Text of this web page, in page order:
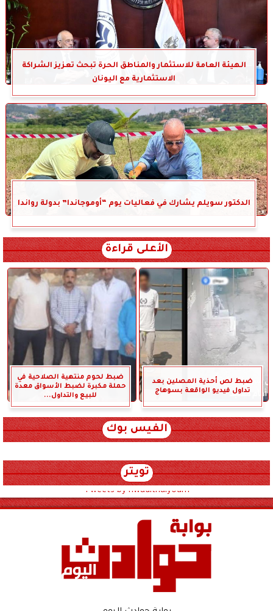
الهيئة العامة للاستثمار والمناطق الحرة تبحث تعزيز الشراكة
الاستثمارية مع اليونان
الدكتور سويلم يشارك في فعاليات يوم “أوموجاندا” بدولة رواندا
الأعلى قراءة
ضبط لص أحذية المصلين بعد
تداول فيديو الواقعة بسوهاج
ضبط لحوم منتهية الصلاحية في
حملة مكبرة لضبط الأسواق معدة
للبيع والتداول...
الفيس بوك
تويتر
Tweets by hwadithalyoum